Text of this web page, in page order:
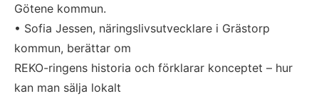
Götene kommun.
• Sofia Jessen, näringslivsutvecklare i Grästorp
kommun, berättar om
REKO-ringens historia och förklarar konceptet – hur
kan man sälja lokalt